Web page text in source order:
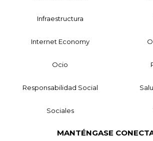
Infraestructura
Internet Economy
Ocio
Responsabilidad Social
Sociales
MANTÉNGASE